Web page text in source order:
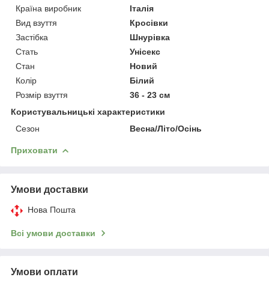
Країна виробник
Італія
Вид взуття
Кросівки
Застібка
Шнурівка
Стать
Унісекс
Стан
Новий
Колір
Білий
Розмір взуття
36 - 23 см
Користувальницькі характеристики
Сезон
Весна/Літо/Осінь
Приховати
Умови доставки
Нова Пошта
Всі умови доставки
Умови оплати